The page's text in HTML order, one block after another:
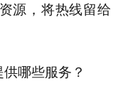
源，将热线留给
哪些服务？